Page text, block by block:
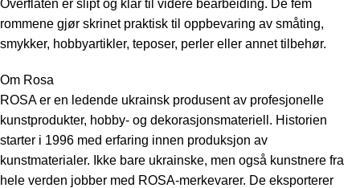
Overflaten er slipt og klar til videre bearbeiding. De fem
rommene gjør skrinet praktisk til oppbevaring av småting,
smykker, hobbyartikler, teposer, perler eller annet tilbehør.
Om Rosa
ROSA er en ledende ukrainsk produsent av profesjonelle
kunstprodukter, hobby- og dekorasjonsmateriell. Historien
starter i 1996 med erfaring innen produksjon av
kunstmaterialer. Ikke bare ukrainske, men også kunstnere fra
hele verden jobber med ROSA-merkevarer. De eksporterer